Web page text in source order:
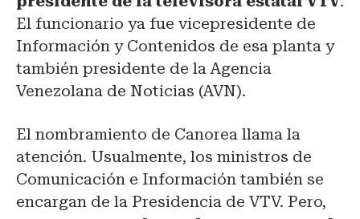
El funcionario ya fue vicepresidente de
Información y Contenidos de esa planta y
también presidente de la Agencia
Venezolana de Noticias (AVN).
El nombramiento de Canorea llama la
atención. Usualmente, los ministros de
Comunicación e Información también se
encargan de la Presidencia de VTV. Pero,